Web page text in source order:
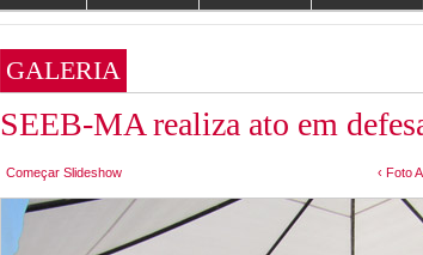
GALERIA
SEEB-MA realiza ato em
Começar Slideshow ‹ Foto